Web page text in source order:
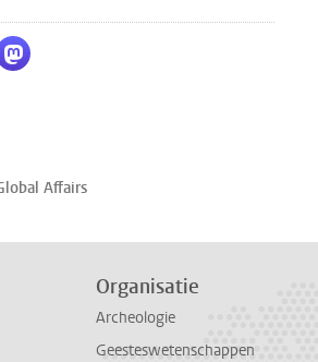
LinkedIn
via WhatsApp
Delen via Mastodon
Affairs
Organisatie
Archeologie
Geesteswetenschappen